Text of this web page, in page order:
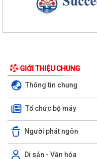
GIỚI THIỆU CHUNG
Thông tin chung
Tổ chức bộ máy
Người phát ngôn
Di sản - Văn hóa
Phường An Dương tổ chức
PHƯỜNG AN DƯƠNG
PHỐ NAM HÀ
ỦY BAN MTTQ VIỆT NAM
THỨ 4, NHIỆM KỲ 2025 – 2030
Đoàn lãnh đạo phường An
đình chính sách nhân kỷ niệm